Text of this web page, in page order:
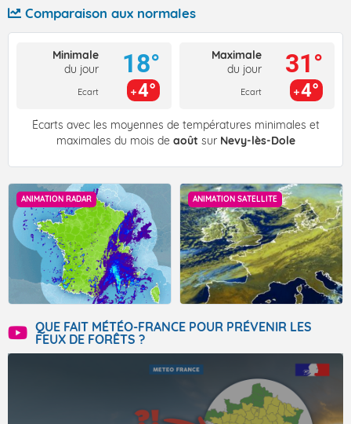
Comparaison aux normales
Minimale
du jour
Ecart
18°
4°
Maximale
du jour
Ecart
31°
4°
Écarts avec les moyennes de températures minimales et
maximales du mois de août sur Nevy-lès-Dole
ANIMATION RADAR ANIMATION SATELLITE
QUE FAIT MÉTÉO-FRANCE POUR PRÉVENIR LES
FEUX DE FORÊTS ?